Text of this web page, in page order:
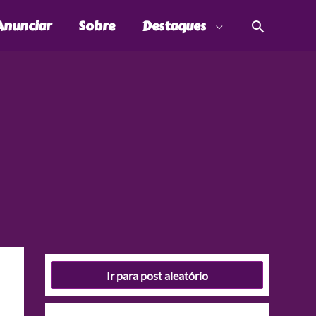
Sobre Destaques
Ir para post aleatório